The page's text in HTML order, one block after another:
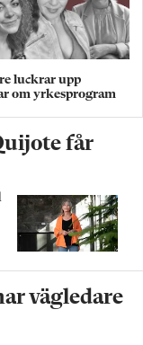
luckrar upp
om yrkesprogram
får
vägledare